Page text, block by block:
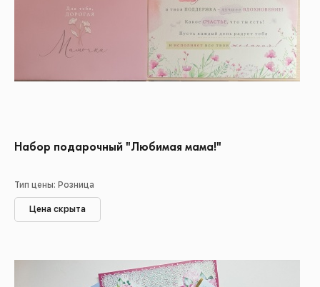
Набор подарочный "Любимая мама!"
Тип цены: Розница
Цена скрыта